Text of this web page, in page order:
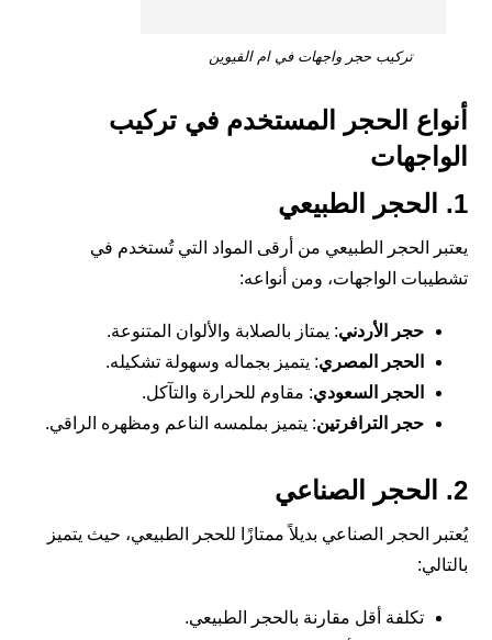
تركيب حجر واجهات في ام القيوين
أنواع الحجر المستخدم في تركيب
الواجهات
1. الحجر الطبيعي
يعتبر الحجر الطبيعي من أرقى المواد التي تُستخدم في
تشطيبات الواجهات، ومن أنواعه:
حجر الأردني: يمتاز بالصلابة والألوان المتنوعة.
الحجر المصري: يتميز بجماله وسهولة تشكيله.
الحجر السعودي: مقاوم للحرارة والتآكل.
حجر الترافرتين: يتميز بملمسه الناعم ومظهره الراقي.
2. الحجر الصناعي
يُعتبر الحجر الصناعي بديلاً ممتازًا للحجر الطبيعي، حيث يتميز
بالتالي:
تكلفة أقل مقارنة بالحجر الطبيعي.